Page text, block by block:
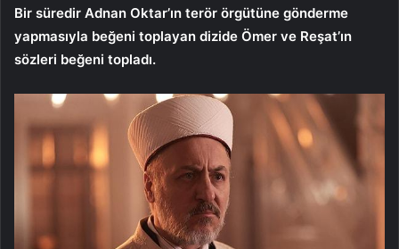
Bir süredir Adnan Oktar’ın terör örgütüne gönderme
yapmasıyla beğeni toplayan dizide Ömer ve Reşat’ın
sözleri beğeni topladı.